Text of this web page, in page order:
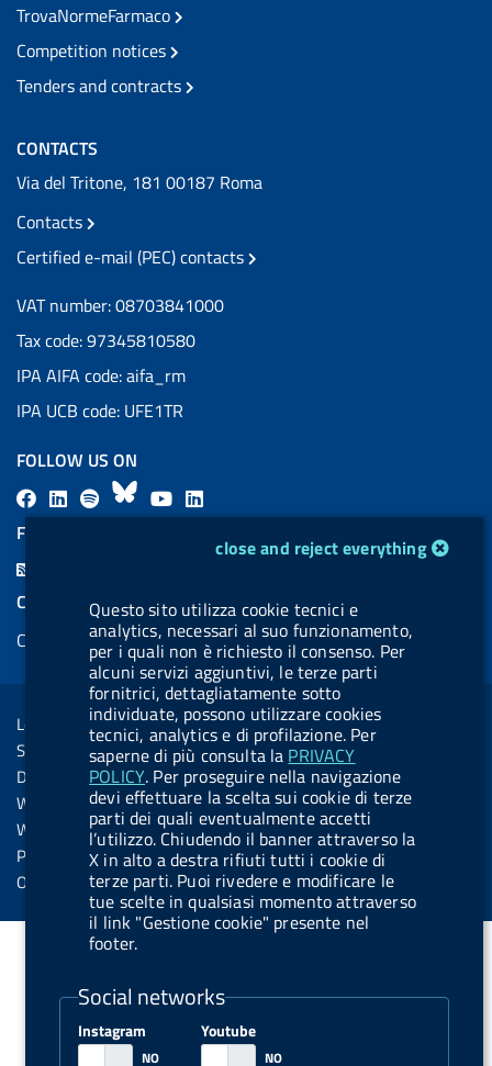
cookie management moduleclose and reject everything
Questo sito utilizza cookie tecnici e
analytics, necessari al suo funzionamento,
per i quali non è richiesto il consenso. Per
alcuni servizi aggiuntivi, le terze parti
fornitrici, dettagliatamente sotto
individuate, possono utilizzare cookies
tecnici, analytics e di profilazione. Per
saperne di più consulta la PRIVACY
POLICY. Per proseguire nella navigazione
devi effettuare la scelta sui cookie di terze
parti dei quali eventualmente accetti
l’utilizzo. Chiudendo il banner attraverso la
X in alto a destra rifiuti tutti i cookie di
terze parti. Puoi rivedere e modificare le
tue scelte in qualsiasi momento attraverso
il link "Gestione cookie" presente nel
footer.
Social networks
Instagram Youtube
TrovaNormeFarmaco
Competition notices
Tenders and contracts
CONTACTS
Via del Tritone, 181 00187 Roma
Contacts
Certified e-mail (PEC) contacts
VAT number: 08703841000
Tax code: 97345810580
IPA AIFA code: aifa_rm
IPA UCB code: UFE1TR
FOLLOW US ON
F
a
L
i
a
l
.
b
u
t
t
o
n
.
s
p
o
i
f
B
l
s
k
y
Y
o
u
b
e
i
e
d
i
n
FEED RSS
COOKIES
Cookie management
Sezione Link Utili
Legal notice
Social Media Policy
Dichiarazione di accessibilità
Web accessibility
Website statistics
Privacy
Online services